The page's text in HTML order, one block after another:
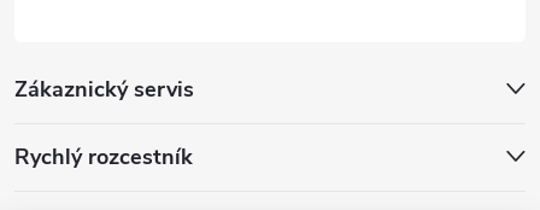
Zákaznický servis
Rychlý rozcestník